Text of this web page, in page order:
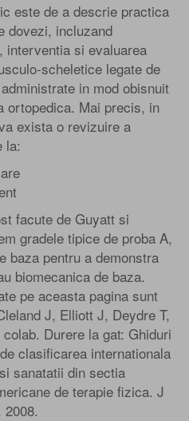
este de a descrie practica
dovezi, incluzand
interventia si evaluarea
scheletice legate de
in mod obisnuit
ortopedica. Mai precis, in
exista o revizuire a
la:
facute de Guyatt si
gradele tipice de proba A,
baza pentru a demonstra
biomecanica de baza.
pe aceasta pagina sunt
J, Elliott J, Deydre T,
Durere la gat: Ghiduri
clasificarea internationala
sanatatii din sectia
de terapie fizica. J